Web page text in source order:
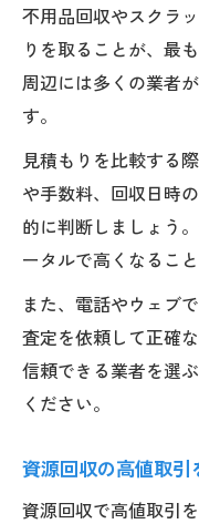
不用品回収やスクラ
りを取ることが、最
周辺には多くの業者
す。
見積もりを比較する
や手数料、回収日時
的に判断しましょう
ータルで高くなるこ
また、電話やウェブ
査定を依頼して正確
信頼できる業者を選
ください。
資源回収の高値取
資源回収で高値取引